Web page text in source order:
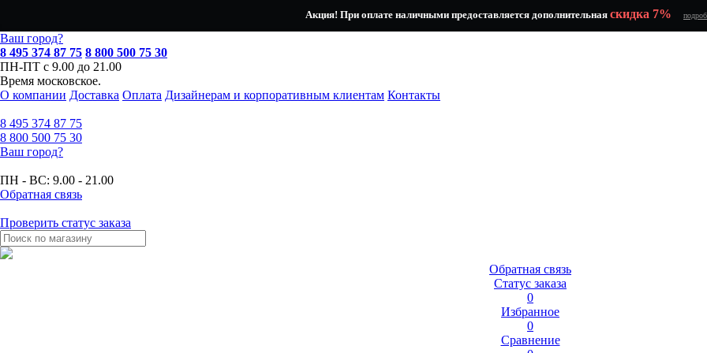
Акция! При оплате наличными предоставляется дополнительная скидка 7%
Ваш город?
8 495 374 87 75 8 800 500 75 30
ПН-ПТ с 9.00 до 21.00
Время московское.
О компании Доставка Оплата Дизайнерам и корпоративным клиентам Контакты
8 495 374 87 75
8 800 500 75 30
Ваш город?
ПН - ВС: 9.00 - 21.00
Обратная связь
Проверить статус заказа
Обратная связь
Статус заказа
0
Избранное
0
Сравнение